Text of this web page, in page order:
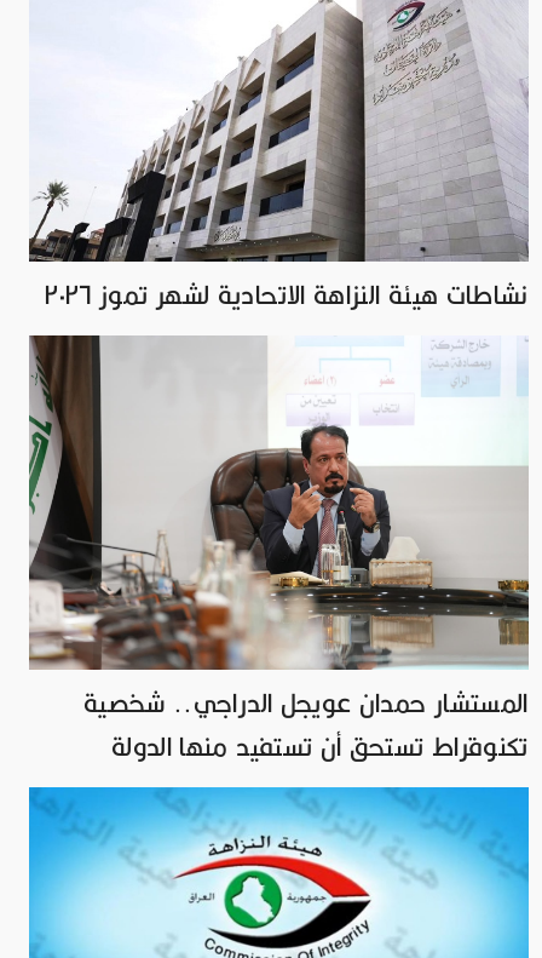
نشاطات هيئة النزاهة الاتحادية لشهر تموز ٢٠٢٦
المستشار حمدان عويجل الدراجي.. شخصية
تكنوقراط تستحق أن تستفيد منها الدولة